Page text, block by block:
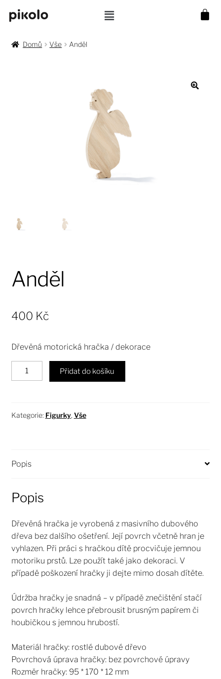
Domů Vše Anděl
Anděl
400 Kč
Dřevěná motorická hračka / dekorace
Přidat do košíku
Kategorie: Figurky, Vše
Popis
Popis
Dřevěná hračka je vyrobená z masivního dubového
dřeva bez dalšího ošetření. Její povrch včetně hran je
vyhlazen. Při práci s hračkou dítě procvičuje jemnou
motoriku prstů. Lze použít také jako dekoraci. V
případě poškození hračky ji dejte mimo dosah dítěte.
Údržba hračky je snadná – v případě znečištění stačí
povrch hračky lehce přebrousit brusným papírem či
houbičkou s jemnou hrubostí.
Materiál hračky: rostlé dubové dřevo
Povrchová úprava hračky: bez povrchové úpravy
Rozměr hračky: 95 * 170 * 12 mm